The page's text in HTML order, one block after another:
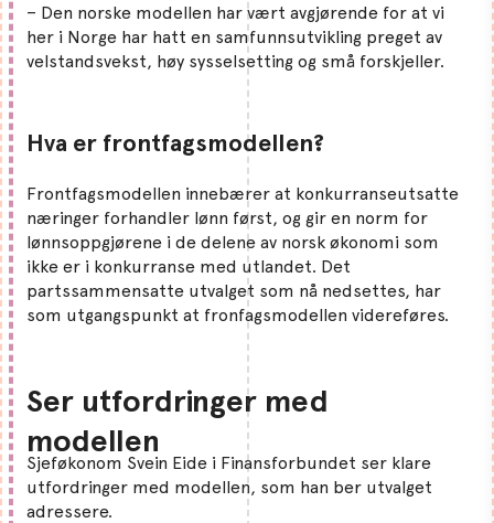
– Den norske modellen har vært avgjørende for at vi
her i Norge har hatt en samfunnsutvikling preget av
velstandsvekst, høy sysselsetting og små forskjeller.
Hva er frontfagsmodellen?
Frontfagsmodellen innebærer at konkurranseutsatte
næringer forhandler lønn først, og gir en norm for
lønnsoppgjørene i de delene av norsk økonomi som
ikke er i konkurranse med utlandet. Det
partssammensatte utvalget som nå nedsettes, har
som utgangspunkt at fronfagsmodellen videreføres.
Ser utfordringer med
modellen
Sjeføkonom Svein Eide i Finansforbundet ser klare
utfordringer med modellen, som han ber utvalget
adressere.